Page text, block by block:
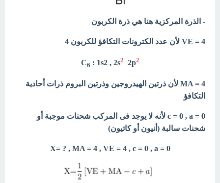
- الذرة المركزية هنا هي ذرة الكربون
VE = 4 لأن عدد الكترونات التكافؤ للكربون 4
C6 : 1s2 , 2s2 2p2
MA = 4 لأن ذرتين الهيدروجين وذرتين البروم ذرات أحادية
التكافؤ
c = 0 , a = 0 لأنه لا يوجد فى المركب شحنات موجبة أو
شحنات سالبة (أنيون أو كاتيون)
X= ? , MA = 4 , VE = 4 , c = 0 , a = 0